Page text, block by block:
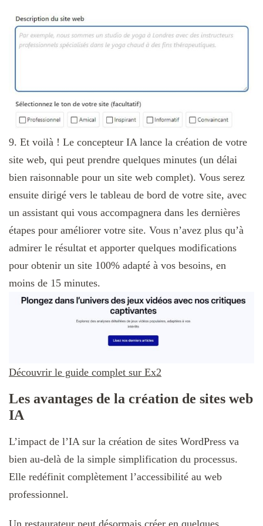
9. Et voilà ! Le concepteur IA lance la création de votre
site web, qui peut prendre quelques minutes (un délai
bien raisonnable pour un site web complet). Vous serez
ensuite dirigé vers le tableau de bord de votre site, avec
un assistant qui vous accompagnera dans les dernières
étapes pour améliorer votre site. Vous n’avez plus qu’à
admirer le résultat et apporter quelques modifications
pour obtenir un site 100% adapté à vos besoins, en
moins de 15 minutes.
Découvrir le guide complet sur Ex2
Les avantages de la création de sites web
IA
L’impact de l’IA sur la création de sites WordPress va
bien au-delà de la simple simplification du processus.
Elle redéfinit complètement l’accessibilité au web
professionnel.
Un restaurateur peut désormais créer en quelques